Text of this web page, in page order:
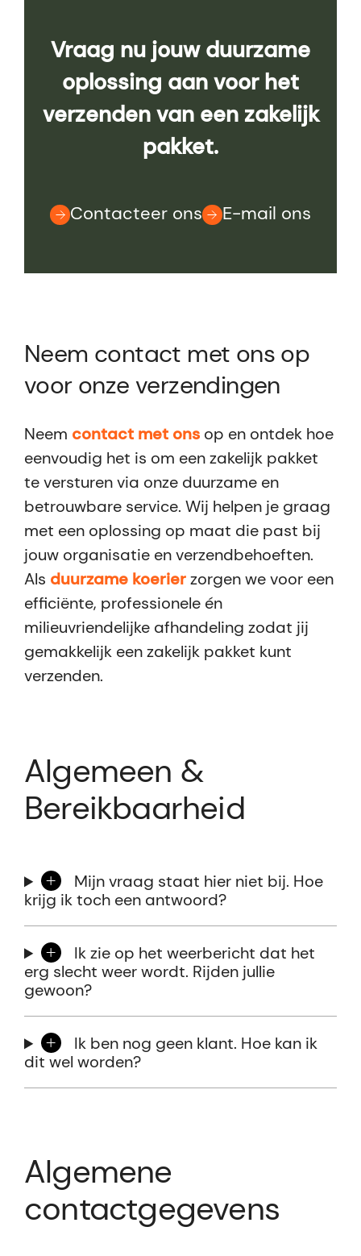
Vraag nu jouw duurzame
oplossing aan voor het
verzenden van een zakelijk
pakket.
Contacteer ons E-mail ons
Neem contact met ons op
voor onze verzendingen
Neem contact met ons op en ontdek hoe
eenvoudig het is om een zakelijk pakket
te versturen via onze duurzame en
betrouwbare service. Wij helpen je graag
met een oplossing op maat die past bij
jouw organisatie en verzendbehoeften.
Als duurzame koerierzorgen we voor een
efficiënte, professionele én
milieuvriendelijke afhandeling zodat jij
gemakkelijk een zakelijk pakket kunt
verzenden.
Algemeen &
Bereikbaarheid
Mijn vraag staat hier niet bij. Hoe
krijg ik toch een antwoord?
Ik zie op het weerbericht dat het
erg slecht weer wordt. Rijden jullie
gewoon?
Ik ben nog geen klant. Hoe kan ik
dit wel worden?
Algemene
contactgegevens